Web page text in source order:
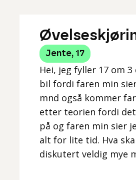
Jente, 17
Hei, jeg fyller 17 om
bil fordi faren min
mnd også kommer
etter teorien fordi det
på og faren min sier
alt for lite tid. Hva
diskutert veldig mye